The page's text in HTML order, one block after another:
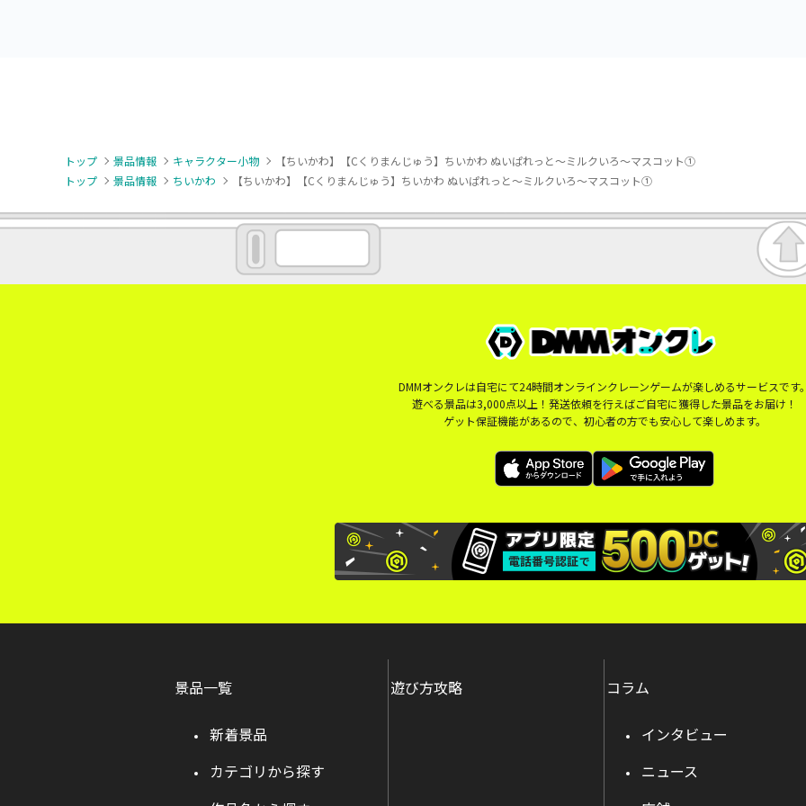
トップ 景品情報 キャラクター小物
【ちいかわ】【Cくりまんじゅう】ちいかわ ぬいぱれっと～ミルクいろ～マスコット①
トップ
景品情報 ちいかわ 【ちいかわ】【Cくりまんじゅう】ちいかわ ぬいぱれっと～ミルクいろ～マスコット①
DMMオンクレは自宅にて24時間オンラインクレーンゲームが楽しめるサービスです
遊べる景品は3,000点以上！発送依頼を行えばご自宅に獲得した景品をお届け！
ゲット保証機能があるので、初心者の方でも安心して楽しめます。
景品一覧
新着景品
カテゴリから探す
遊び方攻略 コラム
インタビュー
ニュース